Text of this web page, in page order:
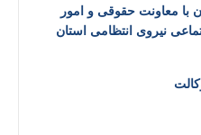
با معاونت حقوقی و امور
نیروی انتظامی استان